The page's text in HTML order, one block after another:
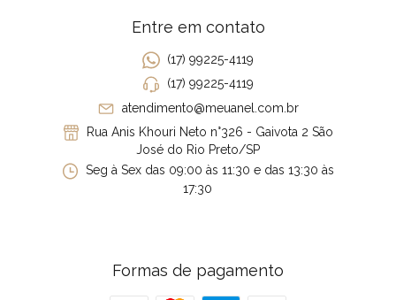
Entre em contato
(17) 99225-4119
(17) 99225-4119
atendimento@meuanel.com.br
Rua Anis Khouri Neto n°326 - Gaivota 2 São
José do Rio Preto/SP
Seg à Sex das 09:00 às 11:30 e das 13:30 às
17:30
Formas de pagamento